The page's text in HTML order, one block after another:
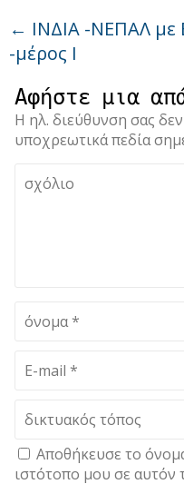
← ΙΝΔΙΑ -ΝΕΠΑΛ
-μέρος Ι
Αφήστε μια
Η ηλ. διεύθυνση σας
υποχρεωτικά πεδία
Αποθήκευσε το
ιστότοπο μου σε αυτόν